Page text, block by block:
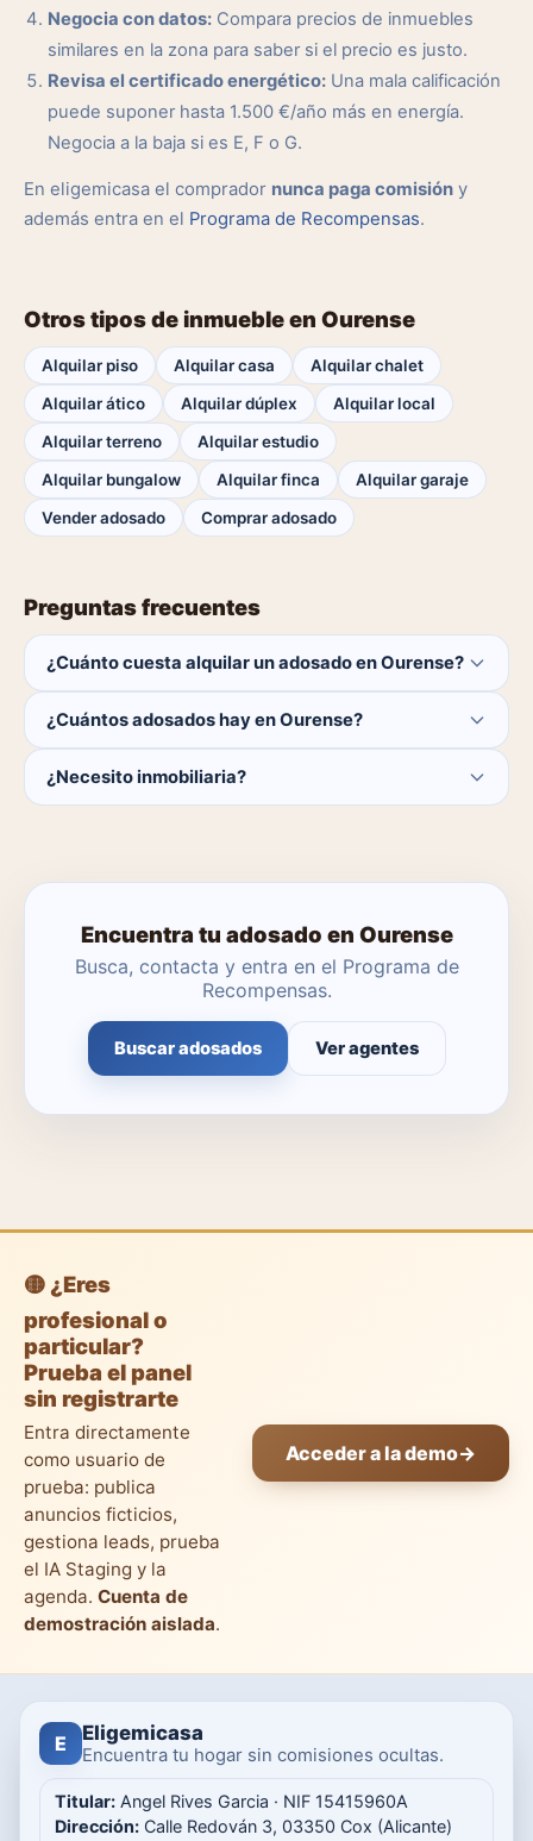
Negocia con datos: Compara precios de inmuebles
similares en la zona para saber si el precio es justo.
Revisa el certificado energético: Una mala calificación
puede suponer hasta 1.500 €/año más en energía.
Negocia a la baja si es E, F o G.
En eligemicasa el comprador nunca paga comisión y
además entra en el Programa de Recompensas.
Otros tipos de inmueble en Ourense
Alquilar piso Alquilar casa
Alquilar chalet
Alquilar ático
Alquilar dúplex
Alquilar local
Alquilar terreno
Alquilar estudio
Alquilar bungalow
Alquilar finca
Alquilar garaje
Vender adosado
Comprar adosado
Preguntas frecuentes
¿Cuánto cuesta alquilar un adosado en Ourense?
¿Cuántos adosados hay en Ourense?
catálogo se actualiza a diario.
¿Necesito inmobiliaria?
Encuentra tu adosado en Ourense
Busca, contacta y entra en el Programa de
Recompensas.
Buscar adosados Ver agentes
🟡 ¿Eres
profesional o
particular?
Prueba el panel
sin registrarte
Entra directamente
como usuario de
prueba: publica
anuncios ficticios,
gestiona leads, prueba
el IA Staging y la
agenda. Cuenta de
demostración aislada.
Acceder a la demo→
E Eligemicasa
Encuentra tu hogar sin comisiones ocultas.
Titular: Angel Rives Garcia · NIF 15415960A
Dirección: Calle Redován 3, 03350 Cox (Alicante)